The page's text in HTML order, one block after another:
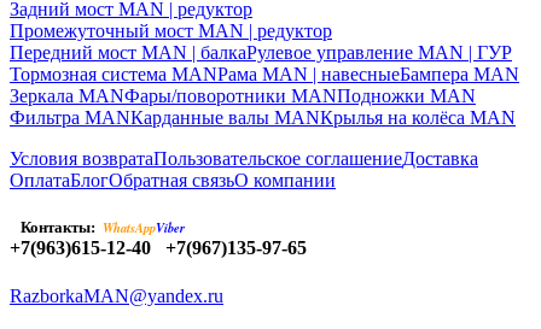
Задний мост MAN | редуктор
Промежуточный мост MAN | редуктор
Передний мост MAN | балкаРулевое управление MAN | ГУР
Тормозная система MANРама MAN | навесныеБампера MAN
Зеркала MANФары/поворотники MANПодножки MAN
Фильтра MANКарданные валы MANКрылья на колёса MAN
Условия возвратаПользовательское соглашениеДоставка
ОплатаБлогОбратная связьО компании
Контакты: WhatsAppViber
+7(963)615-12-40 +7(967)135-97-65
RazborkaMAN@yandex.ru